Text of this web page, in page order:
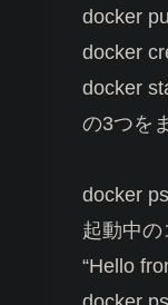
docker
docker
docker
の3つを
docker ps
起動中
“Hello